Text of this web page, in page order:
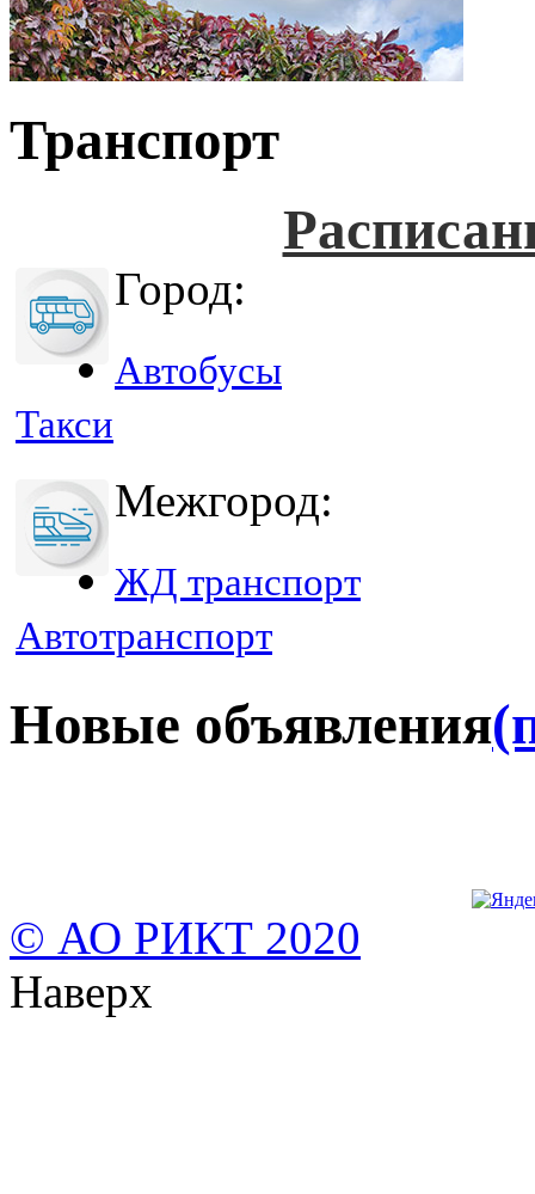
Транспорт
Город:
Автобусы
Такси
Межгород:
ЖД транспорт
Автотранспорт
Новые объявления
© АО РИКТ 2020
Наверх